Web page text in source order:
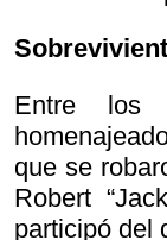
Entre los
que se
Robert
participó del